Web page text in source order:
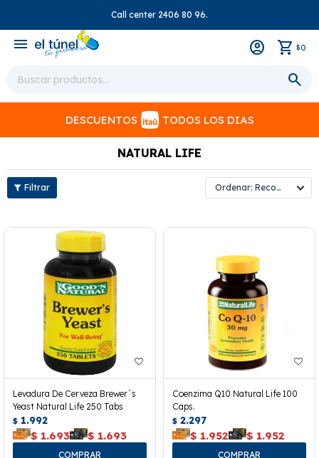
Call center 2406 80 96.
menu $0
DESCUENTOS TODOS LOS DIAS
NATURAL LIFE
Recomendados
Levadura De Cerveza Brewer´s
Yeast Natural Life 250 Tabs
$ 1.992
$ 1.693 $ 1.693
Coenzima Q10 Natural Life 100
Caps.
$ 2.297
$ 1.952 $ 1.952
close